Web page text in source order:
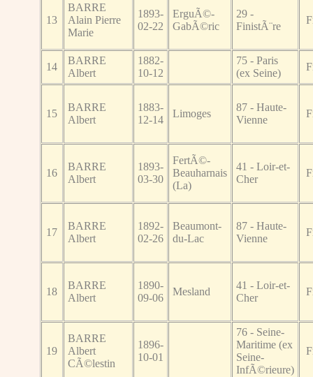
13
BARRE
Alain Pierre
Marie
1893-
02-22
ErguÃ©-
GabÃ©ric
29 -
FinistÃ¨re
14
BARRE
Albert
1882-
10-12
75 - Paris
(ex Seine)
15
BARRE
Albert
1883-
12-14
Limoges
87 - Haute-
Vienne
16
BARRE
Albert
1893-
03-30
FertÃ©-
Beauharnais
(La)
41 - Loir-et-
Cher
17
BARRE
Albert
1892-
02-26
Beaumont-
du-Lac
87 - Haute-
Vienne
18
BARRE
Albert
1890-
09-06
Mesland
41 - Loir-et-
Cher
19
BARRE
Albert
CÃ©lestin
1896-
10-01
76 - Seine-
Maritime (ex
Seine-
InfÃ©rieure)